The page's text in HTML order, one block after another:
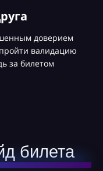
доверием
валидацию
за билетом
билета